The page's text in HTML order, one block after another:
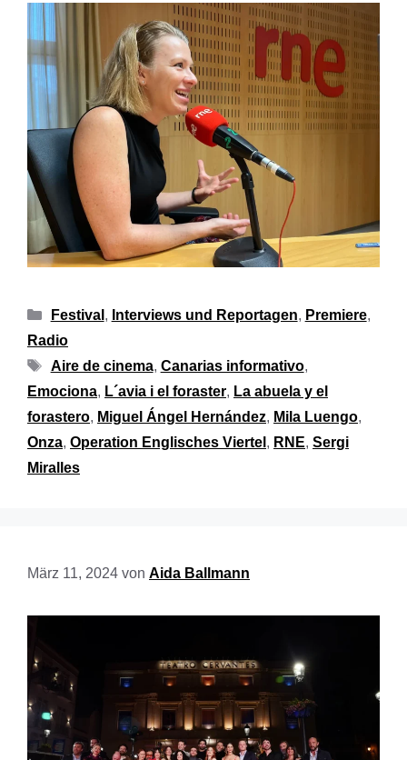
Festival , Interviews und Reportagen, Premiere,
Radio
Aire de cinema, Canarias informativo,
Emociona, L´avia i el foraster, La abuela y el
forastero, Miguel Ángel Hernández, Mila Luengo,
Onza, Operation Englisches Viertel , RNE, Sergi
Miralles
März 11, 2024 von Aida Ballmann